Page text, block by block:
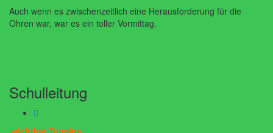
Auch wenn es zwischenzeitlich eine Herausforderung für die
Ohren war, war es ein toller Vormittag.
Schulleitung